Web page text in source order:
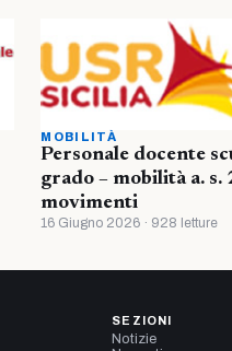
MOBILITÀ
Personale docente
grado – mobilità a.
movimenti
16 Giugno 2026 · 928 letture
SEZIONI
Notizie